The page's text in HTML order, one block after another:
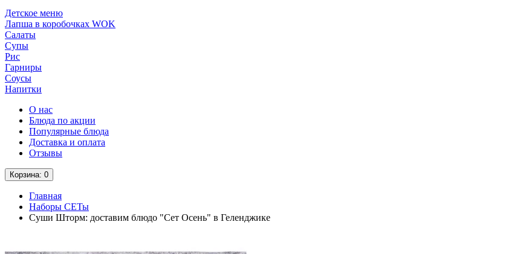
Детское меню
Лапша в коробочках WOK
Салаты
Супы
Рис
Гарниры
Соусы
Напитки
О нас
Блюда по акции
Популярные блюда
Доставка и оплата
Отзывы
Корзина: 0
Главная
Наборы СЕТы
Суши Шторм: доставим блюдо "Сет Осень" в Геленджике